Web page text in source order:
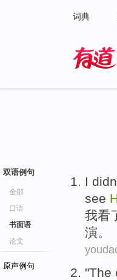
词典
双语例句
全部
口语
书面语
论文
原声例句
I
see
我看
演。
"The